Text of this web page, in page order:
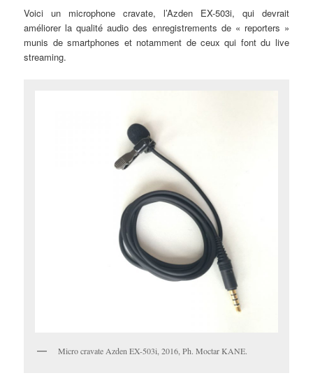
Voici un microphone cravate, l’Azden EX-503i, qui devrait
améliorer la qualité audio des enregistrements de « reporters »
munis de smartphones et notamment de ceux qui font du live
streaming.
Micro cravate Azden EX-503i, 2016, Ph. Moctar KANE.